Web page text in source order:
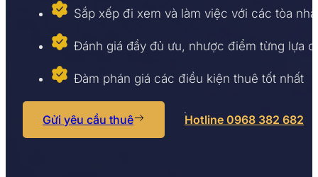
Sắp xếp đi xem và làm việc với các tòa nhà
Đánh giá đầy đủ ưu, nhược điểm từng lựa
Đàm phán giá các điều kiện thuê tốt nhất
Gửi yêu cầu thuê Hotline 0968 382 682